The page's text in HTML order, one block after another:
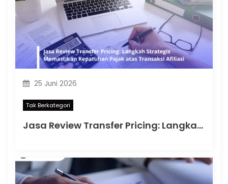
25 Juni 2026
Tak Berkategori
Jasa Review Transfer Pricing: Langkah Strategis Memastikan Kepatuhan Pajak atas Transaksi Afiliasi